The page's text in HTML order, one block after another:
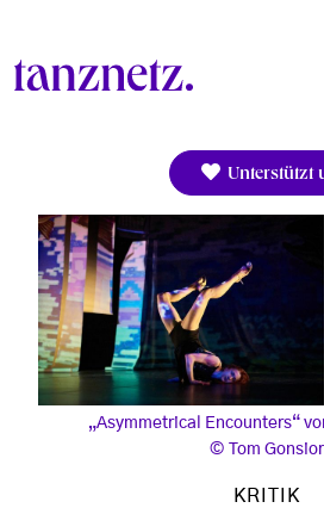
Unterstützt
„Asymmetrical Encounters“
Tom Gonsior
KRITIK